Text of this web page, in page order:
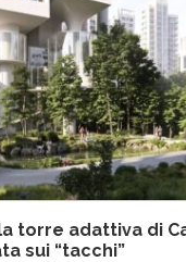
torre adattiva di
sui “tacchi”